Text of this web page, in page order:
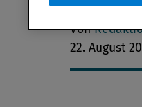
kopieren
Mail teilen
Von
22. August